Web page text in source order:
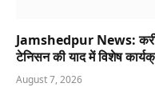
Jamshedpur News:
टेनिसन की याद में विशेष
August 7, 2026